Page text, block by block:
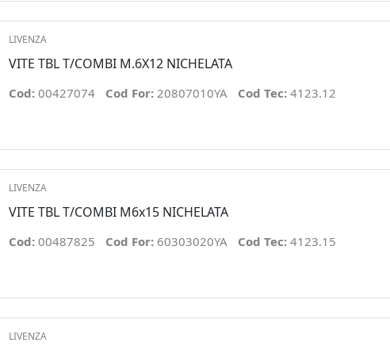
LIVENZA
VITE TBL T/COMBI M.6X12 NICHELATA
Cod: 00427074 Cod For: 20807010YA Cod Tec: 4123.12
LIVENZA
VITE TBL T/COMBI M6x15 NICHELATA
Cod: 00487825 Cod For: 60303020YA Cod Tec: 4123.15
LIVENZA